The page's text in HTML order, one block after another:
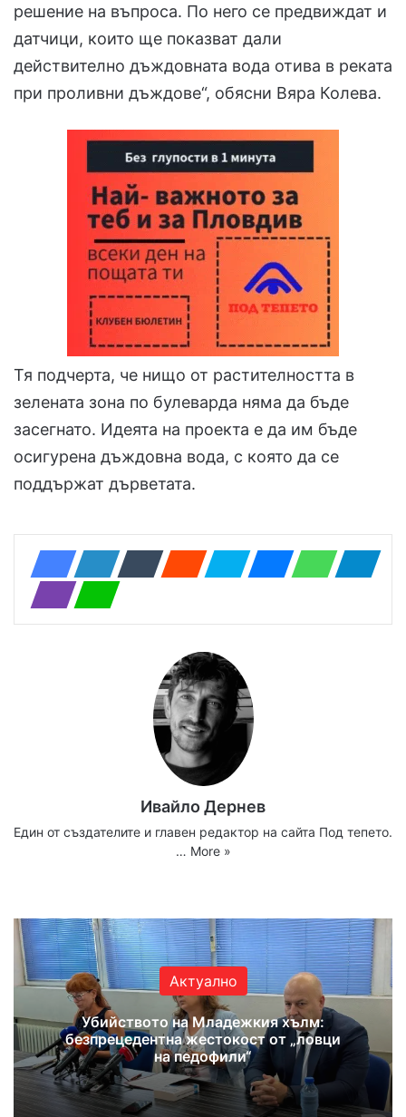
решение на въпроса. По него се предвиждат и
датчици, които ще показват дали
действително дъждовната вода отива в реката
при проливни дъждове“, обясни Вяра Колева.
Тя подчерта, че нищо от растителността в
зелената зона по булеварда няма да бъде
засегнато. Идеята на проекта е да им бъде
осигурена дъждовна вода, с която да се
поддържат дърветата.
Ивайло Дернев
Един от създателите и главен редактор на сайта Под тепето.
… More »
Актуално
Убийството на Младежкия хълм:
безпрецедентна жестокост от „ловци
на педофили“